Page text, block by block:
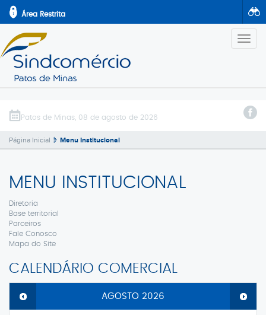
Área Restrita
Base territorial
Parceiros
Mapa do Site
SERVIÇOS
AGENDA
TREINAMENTOS
EVENTOS
Patos de Minas, 08 de agosto de 2026
Página Inicial Menu Institucional
MENU INSTITUCIONAL
Diretoria
Base territorial
Parceiros
Fale Conosco
Mapa do Site
CALENDÁRIO COMERCIAL
AGOSTO 2026